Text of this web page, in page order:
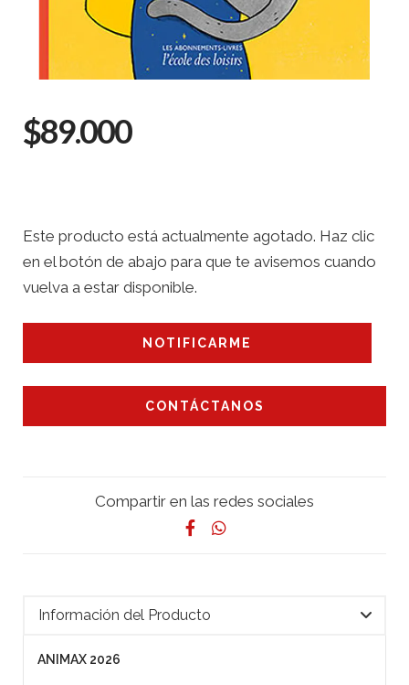
$89.000
Este producto está actualmente agotado. Haz clic
en el botón de abajo para que te avisemos cuando
vuelva a estar disponible.
NOTIFICARME
CONTÁCTANOS
Compartir en las redes sociales
Información del Producto
ANIMAX 2026